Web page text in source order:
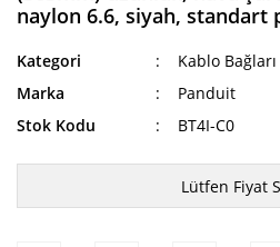
naylon 6.6, siyah, standart
Kategori
Kablo Bağları
Marka
Panduit
Stok Kodu
BT4I-C0
Lütfen Fiyat